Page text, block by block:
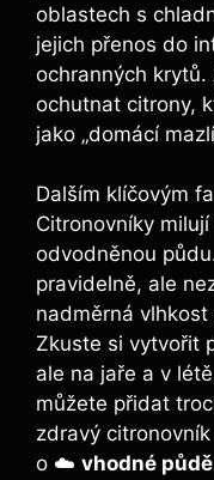
oblastech s
jejich přenos do
ochranných krytů.
ochutnat citrony,
jako „domácí
Dalším klíčovým
Citronovníky
odvodněnou
pravidelně, ale
nadměrná
Zkuste si vytvořit
ale na jaře a v
můžete přidat
zdravý
o ☁️ vhodné půdě